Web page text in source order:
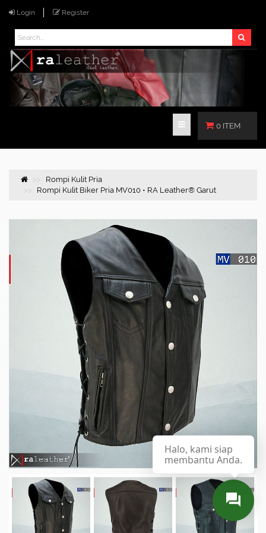
Login Register
0 ITEM
Rompi Kulit Pria
Rompi Kulit Biker Pria MV010 • RA Leather® Garut
Halo, kami siap
membantu Anda.